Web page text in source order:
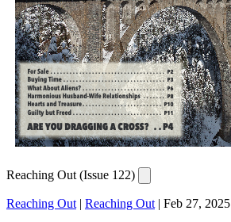
Reaching Out (Issue 122)
Reaching Out | Reaching Out | Feb 27, 2025